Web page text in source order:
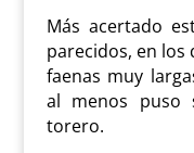
Más acertado
parecidos, en los
faenas muy
al menos puso
torero.